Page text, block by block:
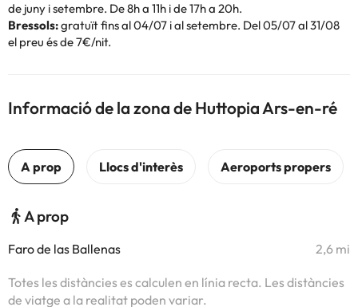
de juny i setembre. De 8h a 11h i de 17h a 20h.
Bressols:gratuït fins al 04/07 i al setembre. Del 05/07 al 31/08
el preu és de 7€/nit.
Informació de la zona de Huttopia Ars-en-ré
A prop
Faro de las Ballenas 2,6 mi
Totes les distàncies es calculen en línia recta. Les distàncies
de viatge a la realitat poden variar.